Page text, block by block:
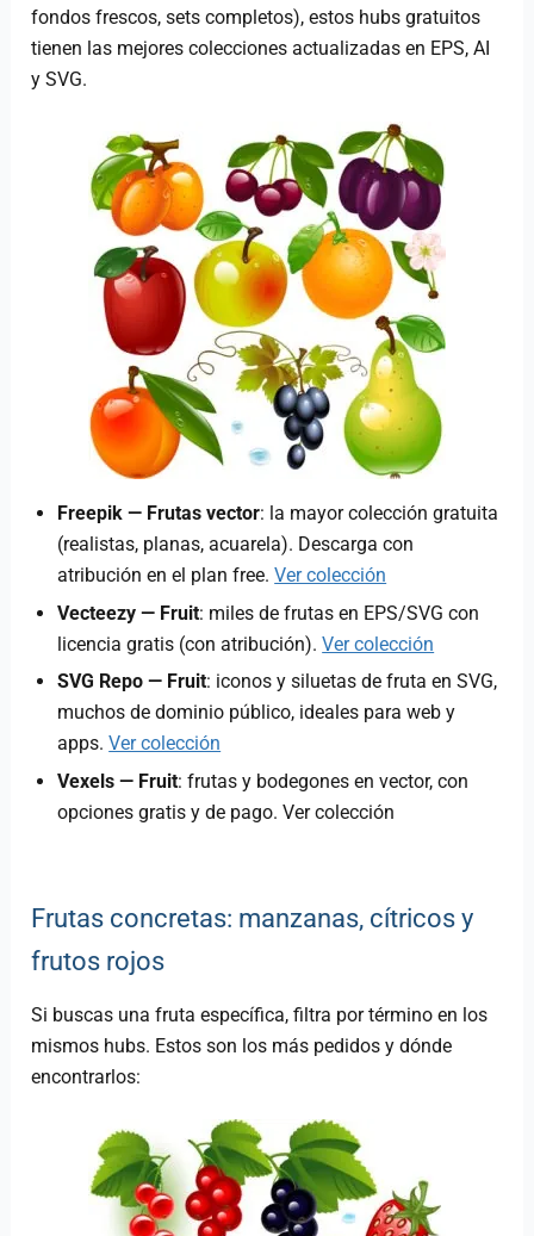
fondos frescos, sets completos), estos hubs gratuitos
tienen las mejores colecciones actualizadas en EPS, AI
y SVG.
Freepik — Frutas vector: la mayor colección gratuita
(realistas, planas, acuarela). Descarga con
atribución en el plan free.Ver colección
Vecteezy — Fruit: miles de frutas en EPS/SVG con
licencia gratis (con atribución).Ver colección
SVG Repo — Fruit: iconos y siluetas de fruta en SVG,
muchos de dominio público, ideales para web y
apps.Ver colección
Vexels — Fruit: frutas y bodegones en vector, con
opciones gratis y de pago. Ver colección
Frutas concretas: manzanas, cítricos y
frutos rojos
Si buscas una fruta específica, filtra por término en los
mismos hubs. Estos son los más pedidos y dónde
encontrarlos: